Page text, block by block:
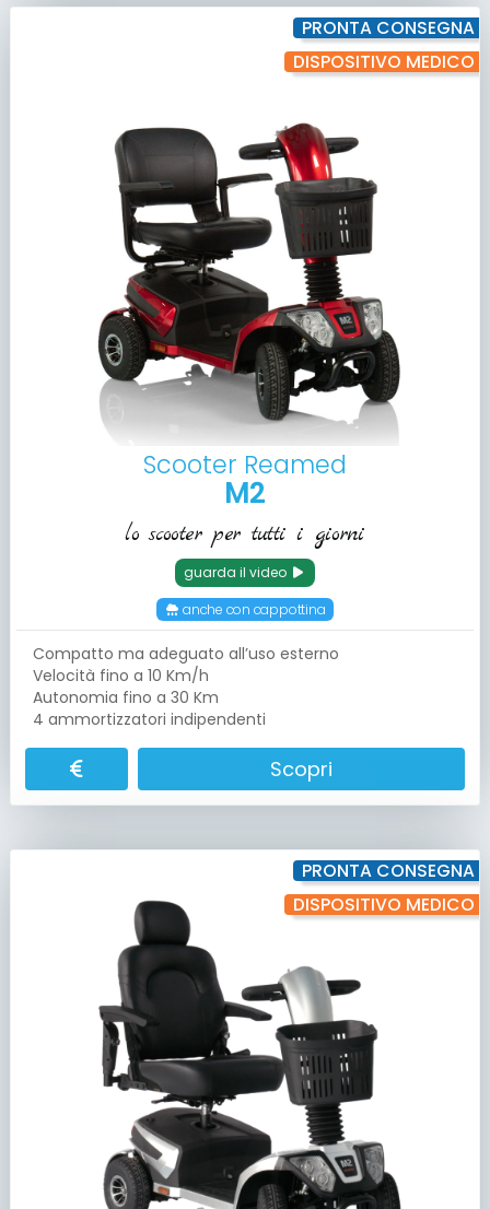
PRONTA CONSEGNA
DISPOSITIVO MEDICO
Scooter Reamed
M2
lo scooter per tutti i giorni
guarda il video
anche con cappottina
Compatto ma adeguato all’uso esterno
Velocità fino a 10 Km/h
Autonomia fino a 30 Km
4 ammortizzatori indipendenti
Scopri
PRONTA CONSEGNA
DISPOSITIVO MEDICO